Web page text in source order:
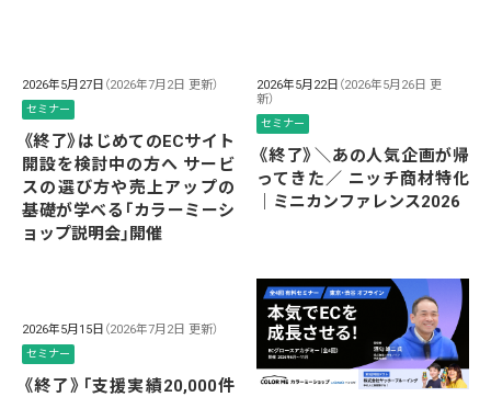
2026年5月27日 （2026年7月2日 更新）
セミナー
《終了》はじめてのECサイト
開設を検討中の方へ サービ
スの選び方や売上アップの
基礎が学べる「カラーミーシ
ョップ説明会」開催
2026年5月22日 （2026年5月26日 更
新）
セミナー
《終了》＼あの人気企画が帰
ってきた／ ニッチ商材特化
｜ミニカンファレンス2026
2026年5月15日 （2026年7月2日 更新）
セミナー
《終了》「支援実績20,000件